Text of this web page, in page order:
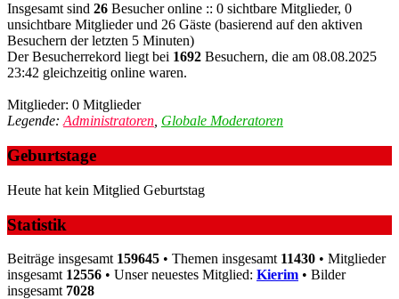
Insgesamt sind 26 Besucher online :: 0 sichtbare Mitglieder, 0
unsichtbare Mitglieder und 26 Gäste (basierend auf den aktiven
Besuchern der letzten 5 Minuten)
Der Besucherrekord liegt bei 1692 Besuchern, die am 08.08.2025
23:42 gleichzeitig online waren.
Mitglieder: 0 Mitglieder
Legende:Administratoren, Globale Moderatoren
Geburtstage
Heute hat kein Mitglied Geburtstag
Statistik
Beiträge insgesamt 159645 • Themen insgesamt 11430 • Mitglieder
insgesamt 12556 • Unser neuestes Mitglied: Kierim • Bilder
insgesamt 7028